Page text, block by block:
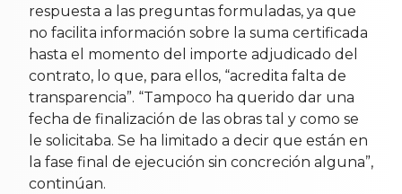
respuesta a las preguntas formuladas, ya que
no facilita información sobre la suma certificada
hasta el momento del importe adjudicado del
contrato, lo que, para ellos, “acredita falta de
transparencia”. “Tampoco ha querido dar una
fecha de finalización de las obras tal y como se
le solicitaba. Se ha limitado a decir que están en
la fase final de ejecución sin concreción alguna”,
continúan.